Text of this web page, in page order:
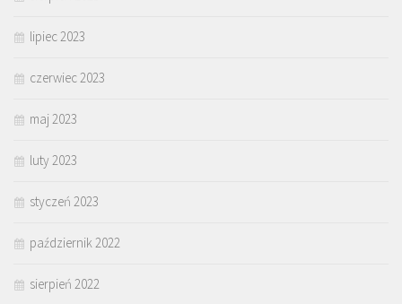
lipiec 2023
czerwiec 2023
maj 2023
luty 2023
styczeń 2023
październik 2022
sierpień 2022